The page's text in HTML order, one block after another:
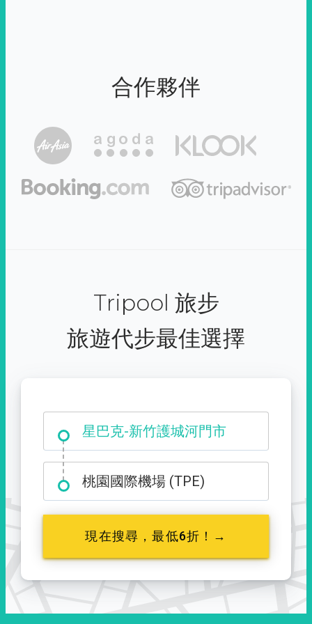
合作夥伴
Tripool 旅步
旅遊代步最佳選擇
星巴克-新竹護城河門市
大霸尖山登山口
桃園國際機場 (TPE)
現在搜尋，最低6折！→